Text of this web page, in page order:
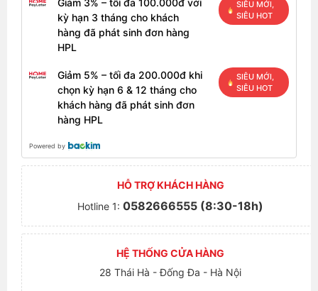
Giảm 3% – tối đa 100.000đ với
kỳ hạn 3 tháng cho khách
hàng đã phát sinh đơn hàng
HPL
SIÊU MỚI,
SIÊU HOT
Giảm 5% – tối đa 200.000đ khi
chọn kỳ hạn 6 & 12 tháng cho
khách hàng đã phát sinh đơn
hàng HPL
SIÊU MỚI,
SIÊU HOT
Powered by
HỖ TRỢ KHÁCH HÀNG
Hotline 1: 0582666555 (8:30-18h)
HỆ THỐNG CỬA HÀNG
28 Thái Hà - Đống Đa - Hà Nội